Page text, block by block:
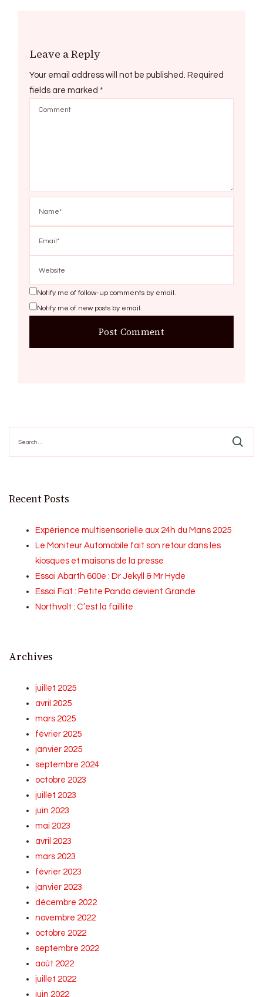
Leave a Reply
Your email address will not be published.
Required
fields are marked *
Notify me of follow-up comments by email.
Notify me of new posts by email.
for:
Recent Posts
Expérience multisensorielle aux 24h du Mans 2025
Le Moniteur Automobile fait son retour dans les
kiosques et maisons de la presse
Essai Abarth 600e : Dr Jekyll & Mr Hyde
Essai Fiat : Petite Panda devient Grande
Northvolt : C’est la faillite
Archives
juillet 2025
avril 2025
mars 2025
février 2025
janvier 2025
septembre 2024
octobre 2023
juillet 2023
juin 2023
mai 2023
avril 2023
mars 2023
février 2023
janvier 2023
décembre 2022
novembre 2022
octobre 2022
septembre 2022
août 2022
juillet 2022
juin 2022